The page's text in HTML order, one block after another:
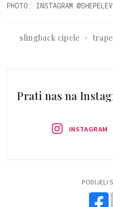
PHOTO: INSTAGRAM
slingback cipele
Prati nas na
INSTAGRAM
PODIJELI